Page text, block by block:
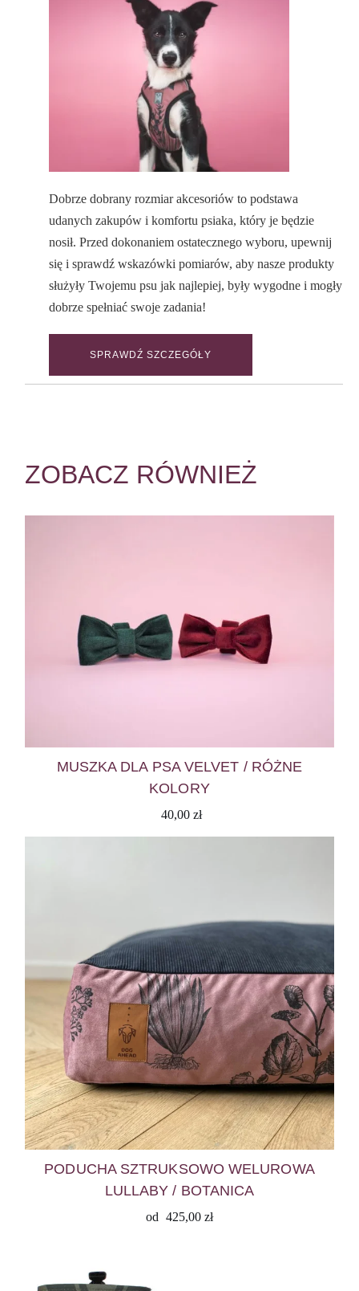
Dobrze dobrany rozmiar akcesoriów to podstawa
udanych zakupów i komfortu psiaka, który je będzie
nosił. Przed dokonaniem ostatecznego wyboru, upewnij
się i sprawdź wskazówki pomiarów, aby nasze produkty
służyły Twojemu psu jak najlepiej, były wygodne i mogły
dobrze spełniać swoje zadania!
SPRAWDŹ SZCZEGÓŁY
ZOBACZ RÓWNIEŻ
MUSZKA DLA PSA VELVET / RÓŻNE
KOLORY
40,00 zł
PODUCHA SZTRUKSOWO WELUROWA
LULLABY / BOTANICA
od 425,00 zł